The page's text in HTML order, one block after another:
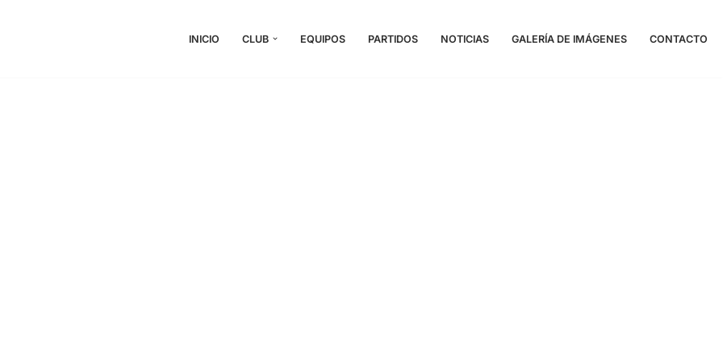
INICIO CLUB EQUIPOS PARTIDOS NOTICIAS GALERÍA DE IMÁGENES CONTACTO